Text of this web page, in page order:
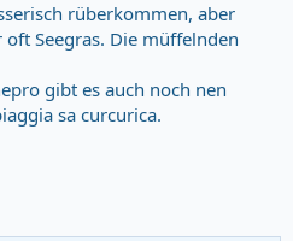
rüberkommen, aber
Seegras. Die müffelnden
gibt es auch noch nen
sa curcurica.